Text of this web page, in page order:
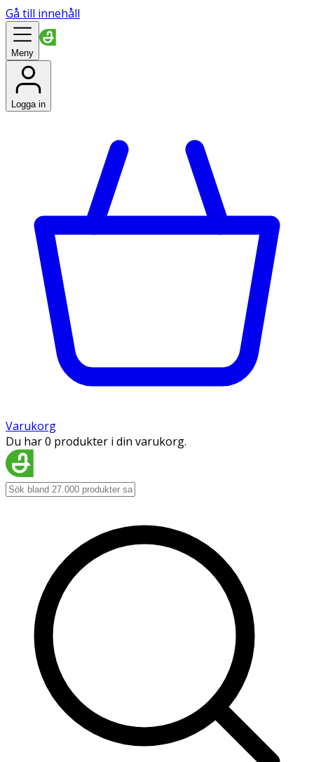
Gå till innehåll
Meny
Logga in
Varukorg
Du har 0 produkter i din varukorg.